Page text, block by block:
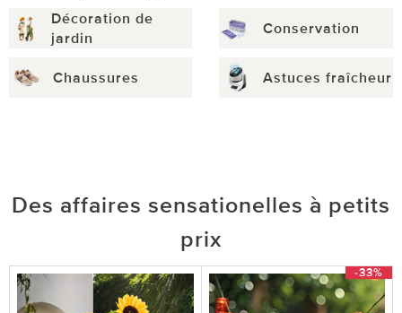
Décoration de
jardin
Conservation
Chaussures Astuces fraîcheur
Des affaires sensationelles à petits
prix
-33%